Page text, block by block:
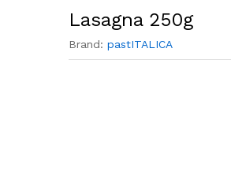
Lasagna 250g
Brand: pastITALICA